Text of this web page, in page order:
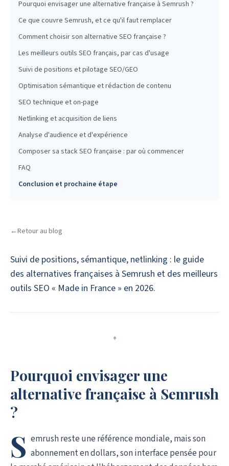
Suivi de positions, sémantique, netlinking : le guide
des alternatives françaises à Semrush et des meilleurs
outils SEO « Made in France » en 2026.
♦
Pourquoi envisager une
alternative française à Semrush
?
S emrush reste une référence mondiale, mais son
abonnement en dollars, son interface pensée pour
Pourquoi envisager une alternative française à Semrush ?
Ce que couvre Semrush, et ce qu'il faut remplacer
Comment choisir son alternative SEO française ?
Les meilleurs outils SEO français, par cas d'usage
Suivi de positions et pilotage SEO/GEO
Optimisation sémantique et rédaction de contenu
SEO technique et on-page
Netlinking et acquisition de liens
Analyse d'audience et d'expérience
Composer sa stack SEO française : par où commencer
FAQ
Conclusion et prochaine étape
←Retour au blog